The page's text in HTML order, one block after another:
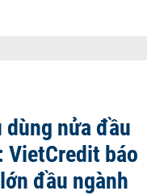
nửa đầu
VietCredit báo
đầu ngành